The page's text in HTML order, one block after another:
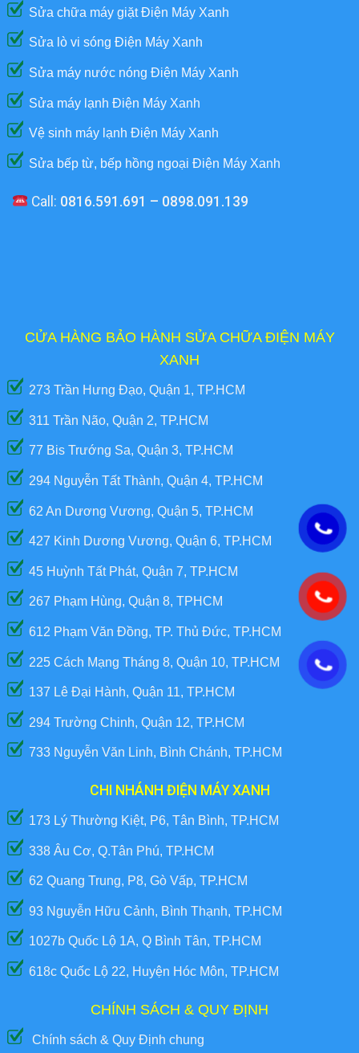
Sửa chữa máy giặt Điện Máy Xanh
Sửa lò vi sóng Điện Máy Xanh
Sửa máy nước nóng Điện Máy Xanh
Sửa máy lạnh Điện Máy Xanh
Vệ sinh máy lạnh Điện Máy Xanh
Sửa bếp từ, bếp hồng ngoại Điện Máy Xanh
Call: 0816.591.691 – 0898.091.139
CỬA HÀNG BẢO HÀNH SỬA CHỮA ĐIỆN MÁY
XANH
273 Trần Hưng Đạo, Quận 1, TP.HCM
311 Trần Não, Quận 2, TP.HCM
77 Bis Trướng Sa, Quận 3, TP.HCM
294 Nguyễn Tất Thành, Quận 4, TP.HCM
62 An Dương Vương, Quận 5, TP.HCM
427 Kinh Dương Vương, Quận 6, TP.HCM
45 Huỳnh Tất Phát, Quận 7, TP.HCM
267 Phạm Hùng, Quận 8, TPHCM
612 Phạm Văn Đồng, TP. Thủ Đức, TP.HCM
225 Cách Mạng Tháng 8, Quận 10, TP.HCM
137 Lê Đại Hành, Quận 11, TP.HCM
294 Trường Chinh, Quận 12, TP.HCM
733 Nguyễn Văn Linh, Bình Chánh, TP.HCM
CHI NHÁNH ĐIỆN MÁY XANH
173 Lý Thường Kiệt, P6, Tân Bình, TP.HCM
338 Âu Cơ, Q.Tân Phú, TP.HCM
62 Quang Trung, P8, Gò Vấp, TP.HCM
93 Nguyễn Hữu Cảnh, Bình Thạnh, TP.HCM
1027b Quốc Lộ 1A, Q Bình Tân, TP.HCM
618c Quốc Lộ 22, Huyện Hóc Môn, TP.HCM
CHÍNH SÁCH & QUY ĐỊNH
Chính sách & Quy Định chung